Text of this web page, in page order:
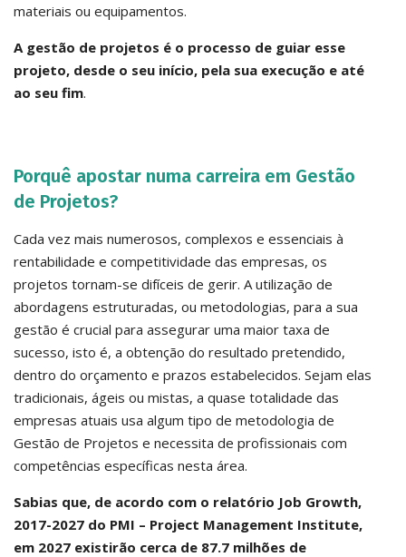
materiais ou equipamentos. ​
A gestão de projetos é o processo de guiar esse
projeto, desde o seu início, pela sua execução e até
ao seu fim. ​​
Porquê apostar numa carreira em Gestão
de Projetos?
Cada vez mais numerosos, complexos e essenciais à
rentabilidade e competitividade das empresas, os
projetos tornam-se difíceis de gerir. A utilização de
abordagens estruturadas, ou metodologias, para a sua
gestão é crucial para assegurar uma maior taxa de
sucesso, isto é, a obtenção do resultado pretendido,
dentro do orçamento e prazos estabelecidos. Sejam elas
tradicionais, ágeis ou mistas, a quase totalidade das
empresas atuais usa algum tipo de metodologia de
Gestão de Projetos e necessita de profissionais com
competências específicas nesta área. ​
Sabias que, de acordo com o relatório Job Growth,
2017-2027 do PMI – Project Management Institute,
em 2027 existirão cerca de 87.7 milhões de